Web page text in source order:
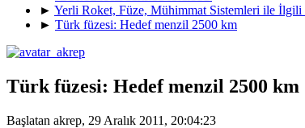
► Yerli Roket, Füze, Mühimmat Sistemleri ile İlgili
► Türk füzesi: Hedef menzil 2500 km
Türk füzesi: Hedef menzil 2500 km
Başlatan akrep, 29 Aralık 2011, 20:04:23